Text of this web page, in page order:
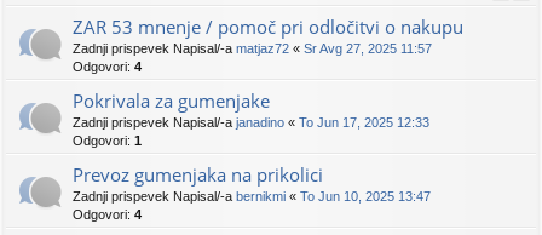
ZAR 53 mnenje / pomoč pri odločitvi o nakupu
Zadnji prispevek Napisal/-a matjaz72 « Sr Avg 27, 2025 11:57
Odgovori: 4
Pokrivala za gumenjake
Zadnji prispevek Napisal/-a janadino « To Jun 17, 2025 12:33
Odgovori: 1
Prevoz gumenjaka na prikolici
Zadnji prispevek Napisal/-a bernikmi « To Jun 10, 2025 13:47
Odgovori: 4